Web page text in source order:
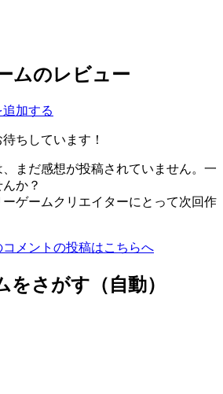
ムのレビュー
加する
ちしています！
、まだ感想が投稿されていません。一
か？
ゲームクリエイターにとって次回作
メントの投稿はこちらへ
をさがす（自動）